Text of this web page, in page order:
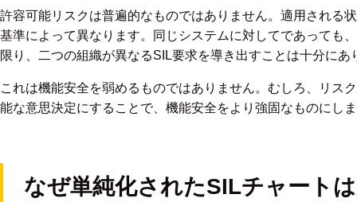
許容可能リスクは普遍的なものではありません。適用される
基準によって異なります。同じシステムに対してであっても
限り、二つの組織が異なるSIL要求を導き出すことは十分にあ
これは機能安全を弱めるものではありません。むしろ、リス
能な意思決定にすることで、機能安全をより強固なものにし
なぜ単純化されたSILチャート